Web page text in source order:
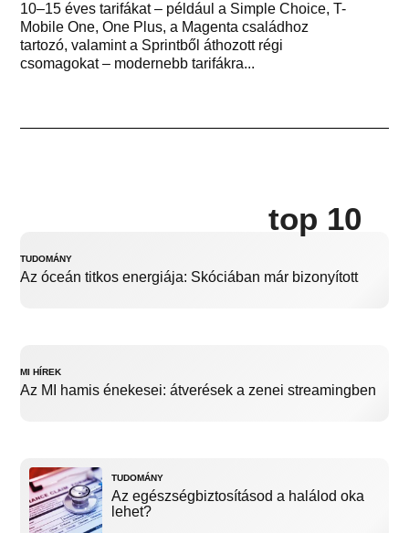
10–15 éves tarifákat – például a Simple Choice, T-
Mobile One, One Plus, a Magenta családhoz
tartozó, valamint a Sprintből áthozott régi
csomagokat – modernebb tarifákra...
top 10
TUDOMÁNY
Az óceán titkos energiája: Skóciában már bizonyított
MI HÍREK
Az MI hamis énekesei: átverések a zenei streamingben
TUDOMÁNY
Az egészségbiztosításod a halálod oka
lehet?